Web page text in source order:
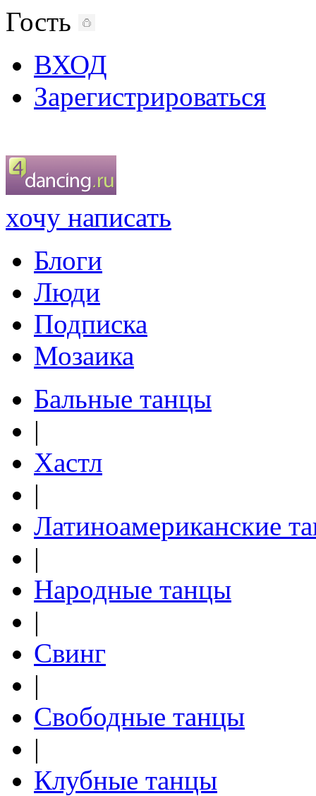
Гость
ВХОД
Зарегистрироваться
хочу написать
Блоги
Люди
Подписка
Мозаика
Бальные танцы
|
Хастл
|
Латиноамериканские
|
Народные танцы
|
Свинг
|
Свободные танцы
|
Клубные танцы